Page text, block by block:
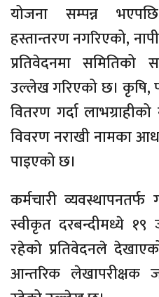
योजना सम्पन्न
हस्तान्तरण नगरिएको,
प्रतिवेदनमा
उल्लेख गरिएको छ। कृषि,
वितरण गर्दा
विवरण नराखी नामका
पाइएको छ।
कर्मचारी
स्वीकृत दरबन्दीमध्ये १९
रहेको प्रतिवेदनले
आन्तरिक लेखापरीक्षक